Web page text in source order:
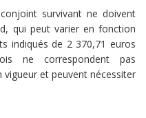
survivant ne doivent
qui peut varier en fonction
indiqués de 2 370,71 euros
ne correspondent pas
et peuvent nécessiter